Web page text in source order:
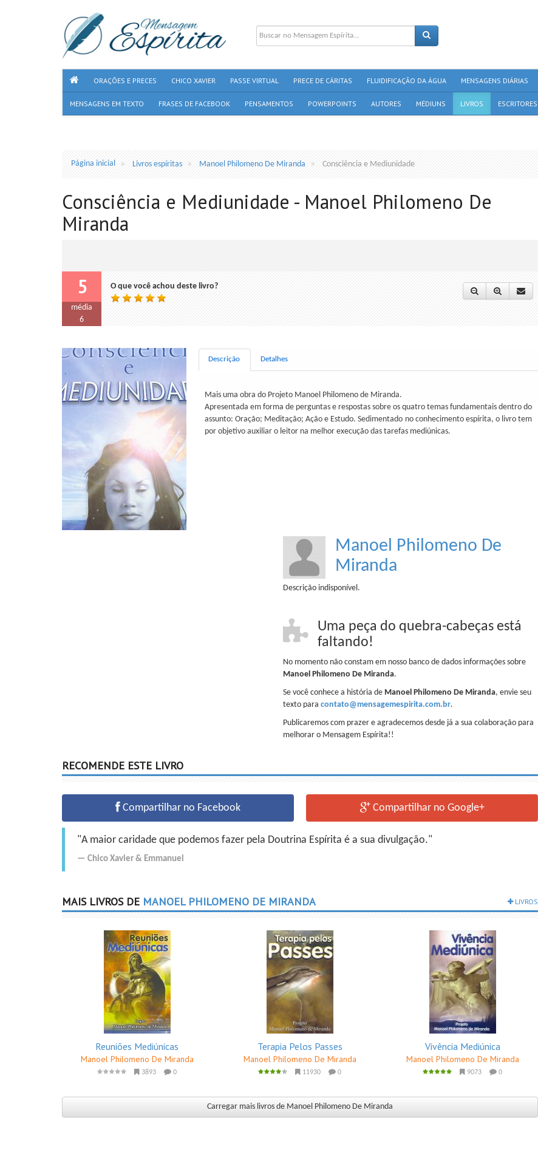
ORAÇÕES E PRECES CHICO XAVIER PASSE VIRTUAL PRECE DE CÁRITAS FLUIDIFICAÇÃO DA ÁGUA MENSAGENS DIÁRIAS
MENSAGENS EM TEXTO FRASES DE FACEBOOK PENSAMENTOS POWERPOINTS AUTORES MÉDIUNS LIVROS ESCRITORES
Página inicial Livros espíritas Manoel Philomeno De Miranda Consciência e Mediunidade
Consciência e Mediunidade - Manoel Philomeno De
Miranda
5
média
6
O que você achou deste livro?
Descrição Detalhes
Mais uma obra do Projeto Manoel Philomeno de Miranda.
Apresentada em forma de perguntas e respostas sobre os quatro temas fundamentais dentro do
assunto: Oração; Meditação; Ação e Estudo. Sedimentado no conhecimento espírita, o livro tem
por objetivo auxiliar o leitor na melhor execução das tarefas mediúnicas.
Manoel Philomeno De
Miranda
Descrição indisponível.
Uma peça do quebra-cabeças está
faltando!
No momento não constam em nosso banco de dados informações sobre
Manoel Philomeno De Miranda.
Se você conhece a história de Manoel Philomeno De Miranda, envie seu
texto para contato@mensagemespirita.com.br.
Publicaremos com prazer e agradecemos desde já a sua colaboração para
melhorar o Mensagem Espírita!!
RECOMENDE ESTE LIVRO
Compartilhar no Facebook Compartilhar no Google+
"A maior caridade que podemos fazer pela Doutrina Espírita é a sua divulgação."
Chico Xavier & Emmanuel
MAIS LIVROS DE MANOEL PHILOMENO DE MIRANDA LIVROS
Reuniões Mediúnicas
Manoel Philomeno De Miranda
3893 0
Terapia Pelos Passes
Manoel Philomeno De Miranda
11930 0
Vivência Mediúnica
Manoel Philomeno De Miranda
9073 0
Carregar mais livros de Manoel Philomeno De Miranda